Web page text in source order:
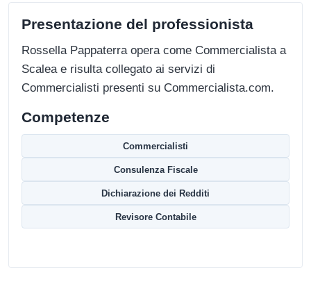
Presentazione del professionista
Rossella Pappaterra opera come Commercialista a
Scalea e risulta collegato ai servizi di
Commercialisti presenti su Commercialista.com.
Competenze
Commercialisti
Consulenza Fiscale
Dichiarazione dei Redditi
Revisore Contabile